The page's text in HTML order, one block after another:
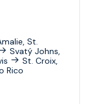
St.
Svatý Johns,
St. Croix,
Rico